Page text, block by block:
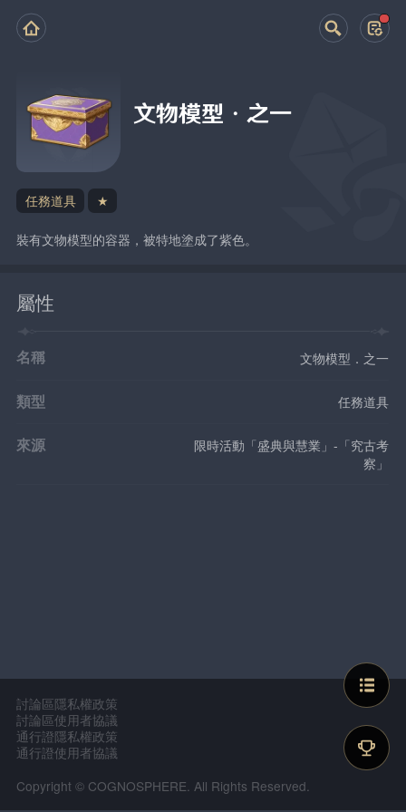
文物模型・之一
任務道具 ★
裝有文物模型的容器，被特地塗成了紫色。
屬性
名稱 文物模型．之一
類型 任務道具
來源
限時活動「盛典與慧業」-「究古考
察」
討論區隱私權政策
討論區使用者協議
通行證隱私權政策
通行證使用者協議
Copyright © COGNOSPHERE. All Rights Reserved.